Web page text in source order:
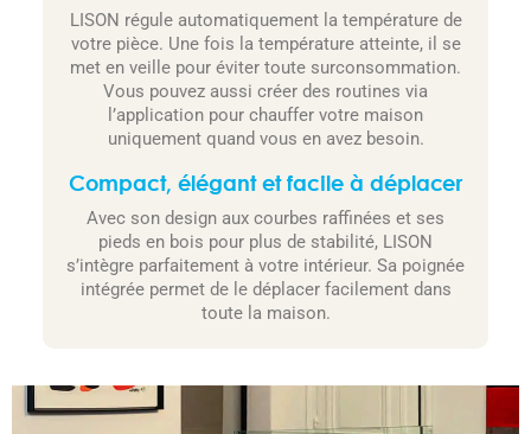
LISON régule automatiquement la température de
votre pièce. Une fois la température atteinte, il se
met en veille pour éviter toute surconsommation.
Vous pouvez aussi créer des routines via
l’application pour chauffer votre maison
uniquement quand vous en avez besoin.
Compact, élégant et facile à déplacer
Avec son design aux courbes raffinées et ses
pieds en bois pour plus de stabilité, LISON
s’intègre parfaitement à votre intérieur. Sa poignée
intégrée permet de le déplacer facilement dans
toute la maison.